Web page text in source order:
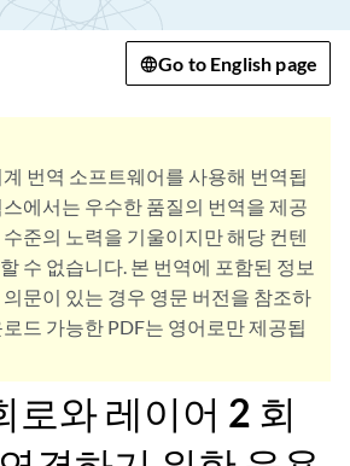
Go to English page
번역 소프트웨어를 사용해 번역됩
에서는 우수한 품질의 번역을 제공
준의 노력을 기울이지만 해당 컨텐
수 없습니다. 본 번역에 포함된 정보
문이 있는 경우 영문 버전을 참조하
드 가능한 PDF는 영어로만 제공됩
로와 레이어 2 회